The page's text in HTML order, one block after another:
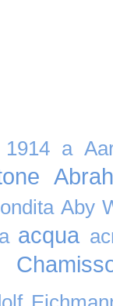
1914 a
Aby
acqua